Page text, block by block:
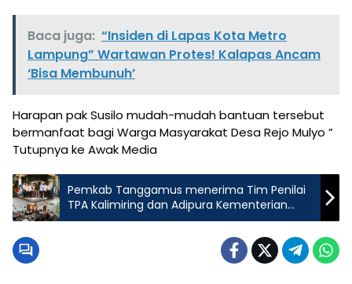
Baca juga: “Insiden di Lapas Kota Metro
Lampung” Wartawan Protes! Kalapas Ancam
‘Bisa Membunuh’
Harapan pak Susilo mudah-mudah bantuan tersebut
bermanfaat bagi Warga Masyarakat Desa Rejo Mulyo ”
Tutupnya ke Awak Media
Pemkab Tanggamus menerima Tim Penilai
TPA Kalimiring dan Adipura Kementerian
Lingkungan Hidup RI